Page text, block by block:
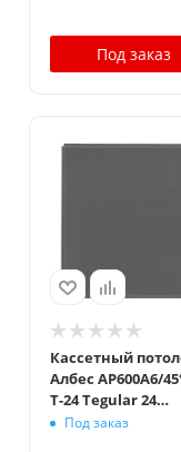
Под заказ
Кассетный
Албес AP600A6/
Т-24 Tegular 24
металлик
Под заказ